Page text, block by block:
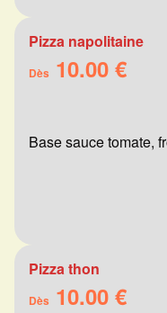
Pizza napolitaine
Dès 10.00 €
Base sauce tomate,
Pizza thon
Dès 10.00 €